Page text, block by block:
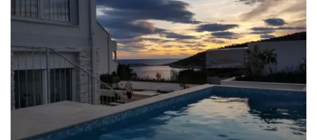
Schlafzimmer
Schlafzimmer 1: Doppelbett: 1
Schlafzimmer 2: Doppelbett: 1